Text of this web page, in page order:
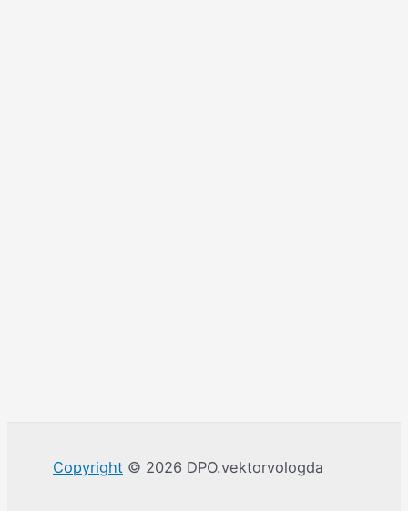
Copyright © 2026 DPO.vektorvologda